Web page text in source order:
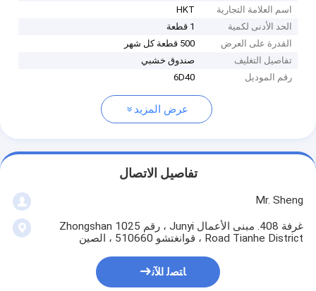
اسم العلامة التجارية
HKT
الحد الأدنى لكمية
1 قطعة
القدرة على العرض
500 قطعة كل شهر
تفاصيل التغليف
صندوق خشبي
رقم الموديل
6D40
عرض المزيد
تفاصيل الاتصال
Mr. Sheng
غرفة 408. مبنى الأعمال Junyi ، رقم 1025 Zhongshan
Road Tianhe District ، قوانغتشو 510660 ، الصين
ﺎﺘﺼﻟ ﺍﻶﻧ